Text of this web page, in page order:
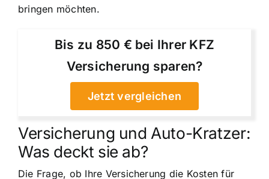
bringen möchten.
Bis zu 850 € bei Ihrer KFZ
Versicherung sparen?
Jetzt vergleichen
Versicherung und Auto-Kratzer:
Was deckt sie ab?
Die Frage, ob Ihre Versicherung die Kosten für